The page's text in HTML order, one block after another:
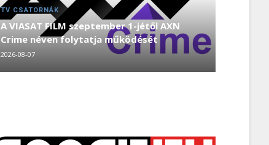
TV CSATORNÁK
A VIASAT FILM szeptember 1-jétől AXN
Crime néven folytatja működését
2026-08-07